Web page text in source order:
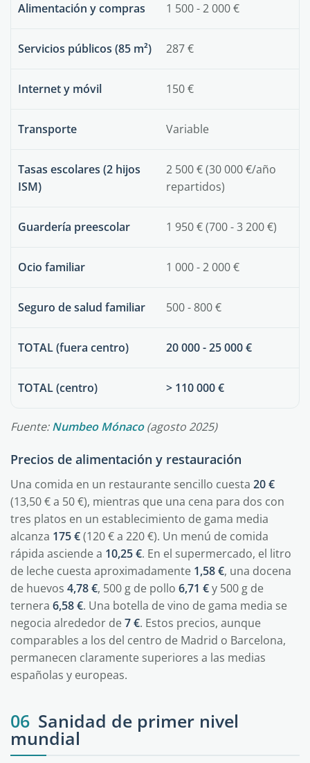
Alimentación y compras 1 500 - 2 000 €
Servicios públicos (85 m²) 287 €
Internet y móvil 150 €
Transporte Variable
Tasas escolares (2 hijos
ISM)
2 500 € (30 000 €/año
repartidos)
Guardería preescolar 1 950 € (700 - 3 200 €)
Ocio familiar 1 000 - 2 000 €
Seguro de salud familiar 500 - 800 €
TOTAL (fuera centro) 20 000 - 25 000 €
TOTAL (centro) > 110 000 €
Fuente:Numbeo Mónaco(agosto 2025)
Precios de alimentación y restauración
Una comida en un restaurante sencillo cuesta 20 €
(13,50 € a 50 €), mientras que una cena para dos con
tres platos en un establecimiento de gama media
alcanza 175 €(120 € a 220 €). Un menú de comida
rápida asciende a 10,25 €. En el supermercado, el litro
de leche cuesta aproximadamente 1,58 €, una docena
de huevos 4,78 €, 500 g de pollo 6,71 €y 500 g de
ternera 6,58 €. Una botella de vino de gama media se
negocia alrededor de7 €. Estos precios, aunque
comparables a los del centro de Madrid o Barcelona,
permanecen claramente superiores a las medias
españolas y europeas.
06 Sanidad de primer nivel
mundial